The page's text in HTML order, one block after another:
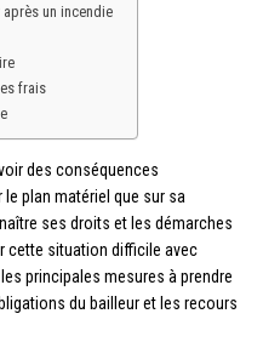
un incendie
frais
des conséquences
plan matériel que sur sa
ses droits et les démarches
cette situation difficile avec
principales mesures à prendre
du bailleur et les recours